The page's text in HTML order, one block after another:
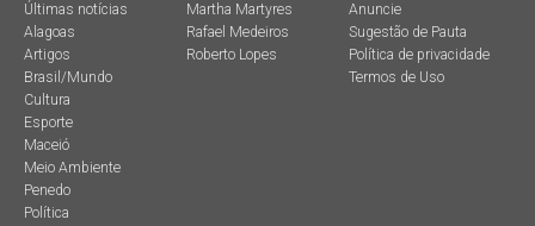
Últimas notícias
Alagoas
Artigos
Brasil/Mundo
Cultura
Esporte
Maceió
Meio Ambiente
Penedo
Política
Martha Martyres
Rafael Medeiros
Roberto Lopes
Anuncie
Sugestão de Pauta
Política de privacidade
Termos de Uso